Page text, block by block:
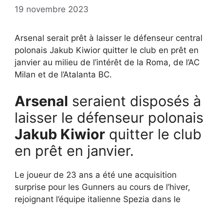
19 novembre 2023
Arsenal serait prêt à laisser le défenseur central
polonais Jakub Kiwior quitter le club en prêt en
janvier au milieu de l’intérêt de la Roma, de l’AC
Milan et de l’Atalanta BC.
Arsenal seraient disposés à
laisser le défenseur polonais
Jakub Kiwior quitter le club
en prêt en janvier.
Le joueur de 23 ans a été une acquisition
surprise pour les Gunners au cours de l’hiver,
rejoignant l’équipe italienne Spezia dans le